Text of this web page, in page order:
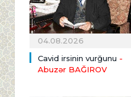
04.08.2026
Cavid irsinin vurğunu -
Abuzər BAĞIROV